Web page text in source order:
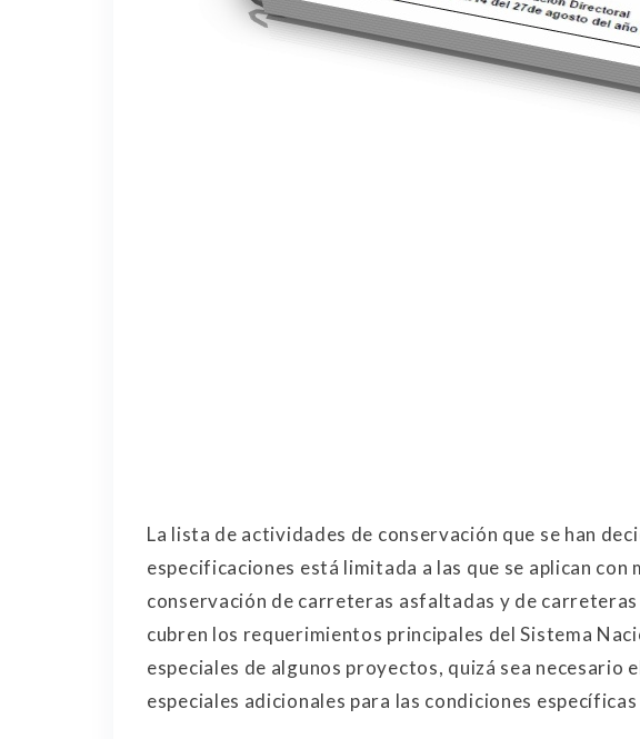
La lista de actividades de conservación que se han
especificaciones está limitada a las que se aplican con
conservación de carreteras asfaltadas y de
cubren los requerimientos principales del Sistema
especiales de algunos proyectos, quizá sea necesario
especiales adicionales para las condiciones